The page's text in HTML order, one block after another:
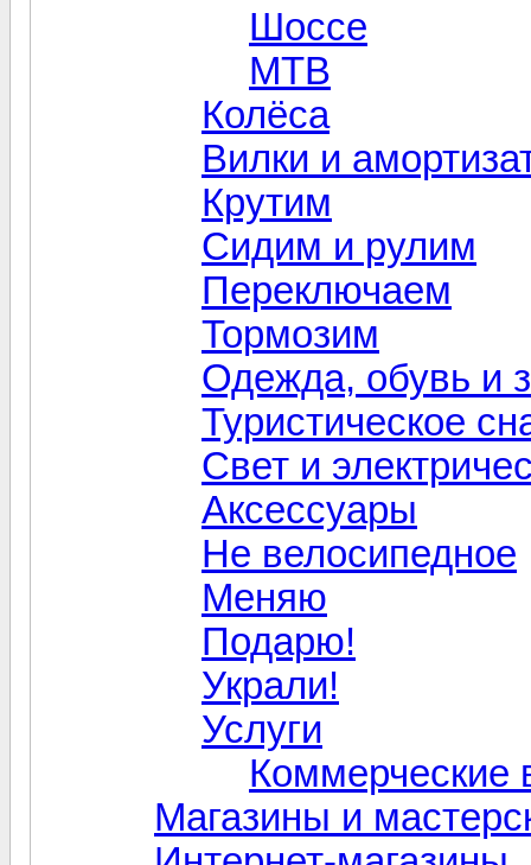
Шоссе
MTB
Колёса
Вилки и
Крутим
Сидим и рулим
Переключаем
Тормозим
Одежда, обувь и
Туристическое
Свет и
Aксессуары
Не велосипедное
Меняю
Подарю!
Украли!
Услуги
Коммерческие
Магазины и